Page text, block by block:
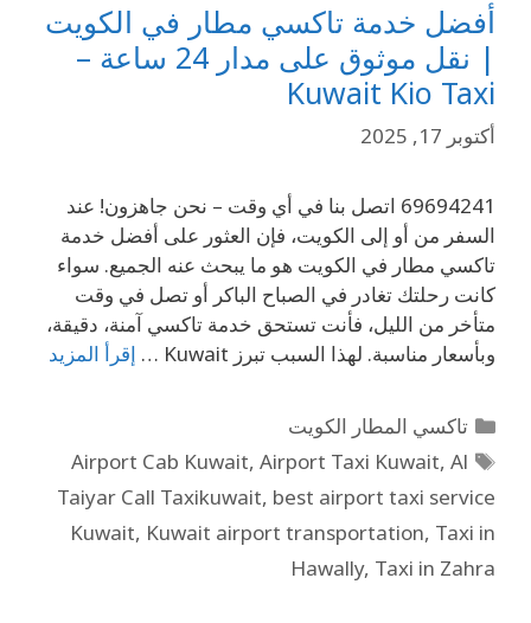
أفضل خدمة تاكسي مطار في الكويت
| نقل موثوق على مدار 24 ساعة –
Kuwait Kio Taxi
أكتوبر 17, 2025
69694241 اتصل بنا في أي وقت – نحن جاهزون! عند
السفر من أو إلى الكويت، فإن العثور على أفضل خدمة
تاكسي مطار في الكويت هو ما يبحث عنه الجميع. سواء
كانت رحلتك تغادر في الصباح الباكر أو تصل في وقت
متأخر من الليل، فأنت تستحق خدمة تاكسي آمنة، دقيقة،
وبأسعار مناسبة. لهذا السبب تبرز Kuwait …
إقرأ المزيد
تاكسي المطار الكويت
Airport Cab Kuwait, Airport Taxi Kuwait, Al
Taiyar Call Taxikuwait, best airport taxi service
Kuwait, Kuwait airport transportation, Taxi in
Hawally, Taxi in Zahra